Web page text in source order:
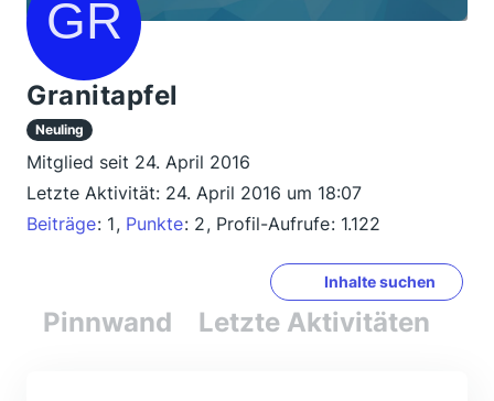
Granitapfel
Neuling
Mitglied seit 24. April 2016
Letzte Aktivität: 24. April 2016 um 18:07
Beiträge 1 Punkte 2 Profil-Aufrufe 1.122
Inhalte suchen
Pinnwand Letzte Aktivitäten